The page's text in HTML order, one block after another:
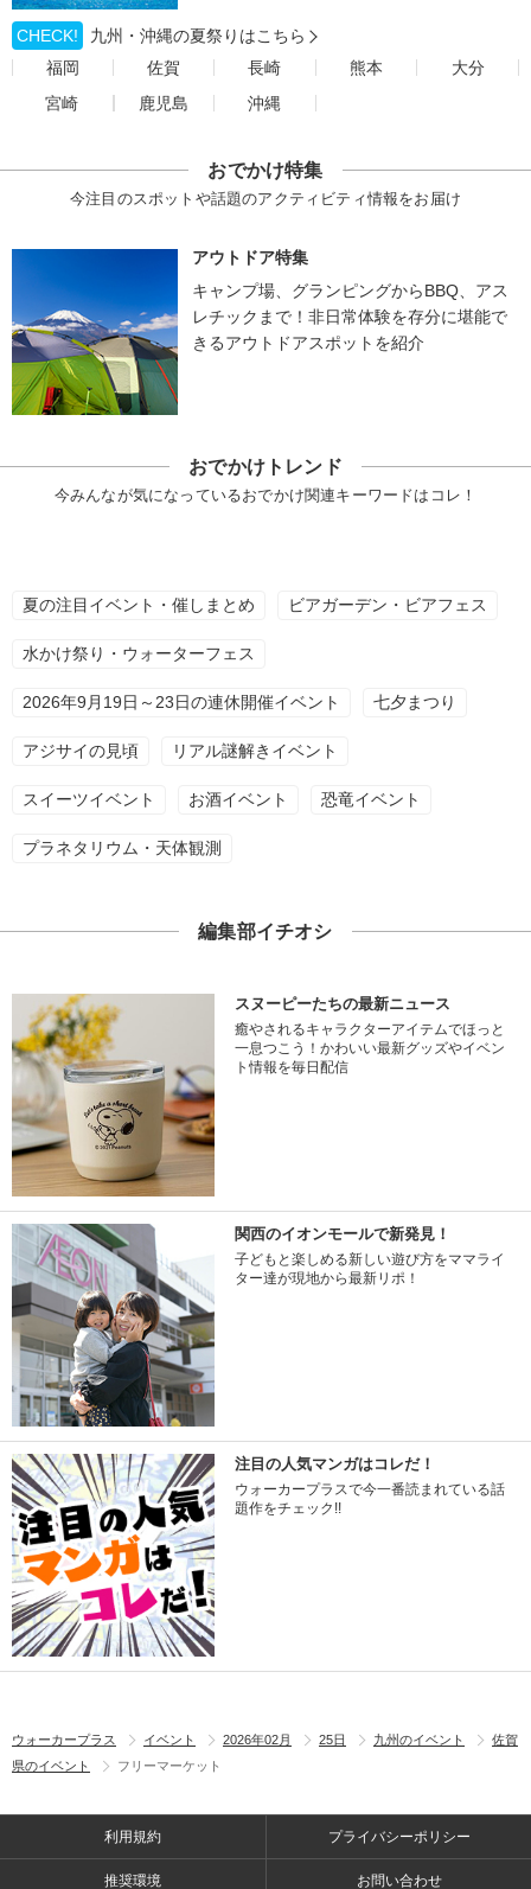
CHECK!
九州・沖縄の夏祭りはこちら
福岡
佐賀 長崎 熊本
大分
宮崎
鹿児島 沖縄
おでかけ特集
今注目のスポットや話題のアクティビティ情報をお届け
アウトドア特集
キャンプ場、グランピングからBBQ、アス
レチックまで！非日常体験を存分に堪能で
きるアウトドアスポットを紹介
おでかけトレンド
今みんなが気になっているおでかけ関連キーワードはコレ！
夏の注目イベント・催しまとめ ビアガーデン・ビアフェス
水かけ祭り・ウォーターフェス
2026年9月19日～23日の連休開催イベント 七夕まつり
アジサイの見頃 リアル謎解きイベント
スイーツイベント お酒イベント 恐竜イベント
プラネタリウム・天体観測
編集部イチオシ
スヌーピーたちの最新ニュース
癒やされるキャラクターアイテムでほっと
一息つこう！かわいい最新グッズやイベン
ト情報を毎日配信
関西のイオンモールで新発見！
子どもと楽しめる新しい遊び方をママライ
ター達が現地から最新リポ！
注目の人気マンガはコレだ！
ウォーカープラスで今一番読まれている話
題作をチェック!!
ウォーカープラス イベント 2026年02月 25日 九州のイベント
佐賀
県のイベント
フリーマーケット
利用規約 プライバシーポリシー
推奨環境 お問い合わせ